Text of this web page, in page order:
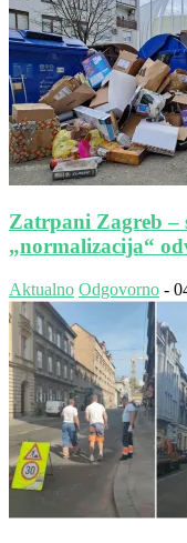
Zatrpani Zagreb –
„normalizacija“
Aktualno Odgovorno -